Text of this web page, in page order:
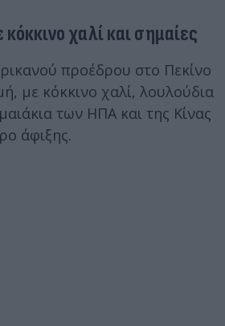
χαλί και σημαίες
προέδρου στο Πεκίνο
με κόκκινο χαλί, λουλούδια
των ΗΠΑ και της Κίνας
άφιξης.